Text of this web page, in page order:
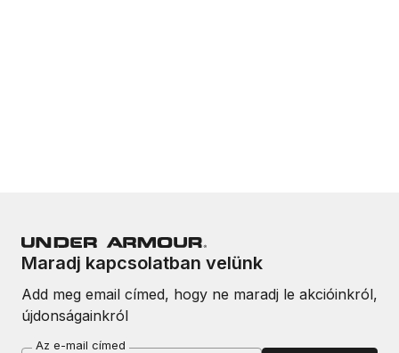
Maradj kapcsolatban velünk
Add meg email címed, hogy ne maradj le akcióinkról,
újdonságainkról
Az e-mail címed